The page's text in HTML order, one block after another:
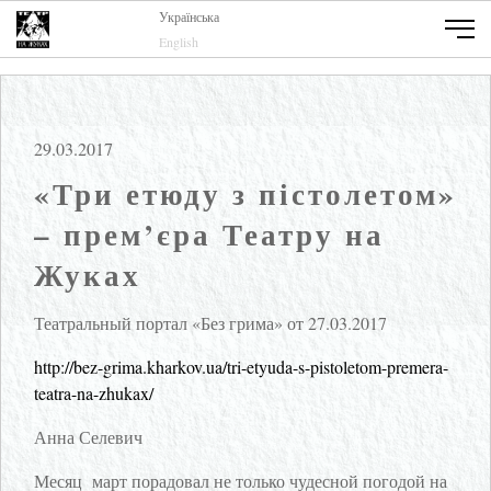
Українська
English
29.03.2017
«Три етюду з пістолетом»
– прем’єра Театру на
Жуках
Театральный портал «Без грима» от 27.03.2017
http://bez-grima.kharkov.ua/tri-etyuda-s-pistoletom-premera-
teatra-na-zhukax/
Анна Селевич
Месяц март порадовал не только чудесной погодой на